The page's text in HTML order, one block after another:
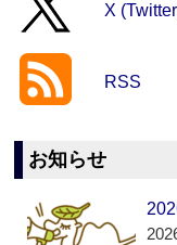
X
RSS
お知らせ